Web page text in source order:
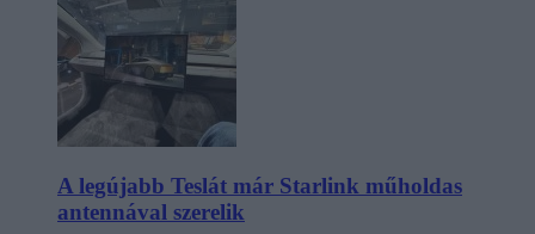
A legújabb Teslát már Starlink műholdas
antennával szerelik